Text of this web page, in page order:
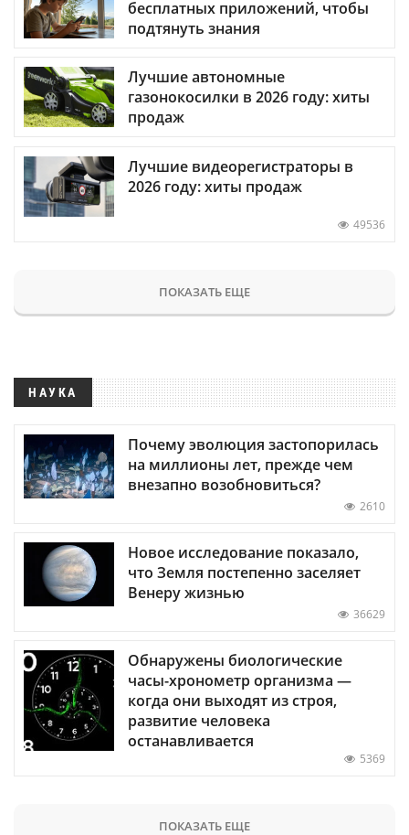
бесплатных приложений, чтобы
подтянуть знания
Лучшие автономные
газонокосилки в 2026 году: хиты
продаж
Лучшие видеорегистраторы в
2026 году: хиты продаж
49536
ПОКАЗАТЬ ЕЩЕ
НАУКА
Почему эволюция застопорилась
на миллионы лет, прежде чем
внезапно возобновиться?
2610
Новое исследование показало,
что Земля постепенно заселяет
Венеру жизнью
36629
Обнаружены биологические
часы-хронометр организма —
когда они выходят из строя,
развитие человека
останавливается
5369
ПОКАЗАТЬ ЕЩЕ